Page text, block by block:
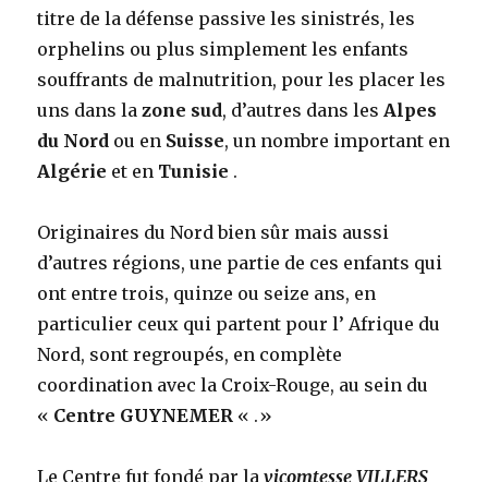
titre de la défense passive les sinistrés, les
orphelins ou plus simplement les enfants
souffrants de malnutrition, pour les placer les
uns dans lazone sud, d’autres dans les Alpes
du Nord ou en Suisse, un nombre important en
Algérie et en Tunisie .
Originaires du Nord bien sûr mais aussi
d’autres régions, une partie de ces enfants qui
ont entre trois, quinze ou seize ans, en
particulier ceux qui partent pour l’ Afrique du
Nord, sont regroupés, en complète
coordination avec la Croix-Rouge, au sein du
« Centre GUYNEMER « .»
Le Centre fut fondé par lavicomtesse VILLERS